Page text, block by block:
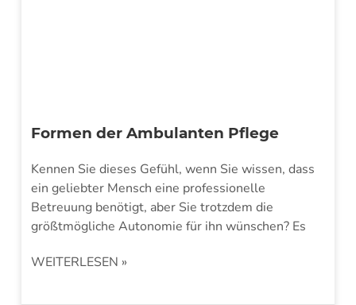
Formen der Ambulanten Pflege
Kennen Sie dieses Gefühl, wenn Sie wissen, dass
ein geliebter Mensch eine professionelle
Betreuung benötigt, aber Sie trotzdem die
größtmögliche Autonomie für ihn wünschen? Es
WEITERLESEN »